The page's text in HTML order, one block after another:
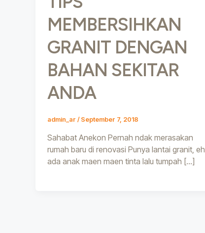
MEMBERSIHKAN
GRANIT DENGAN
BAHAN SEKITAR
ANDA
admin_ar /September 7, 2018
Sahabat Anekon Pernah ndak merasakan
rumah baru di renovasi Punya lantai granit, eh
ada anak maen maen tinta lalu tumpah […]